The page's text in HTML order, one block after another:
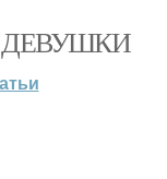
ДЕВУШКИ